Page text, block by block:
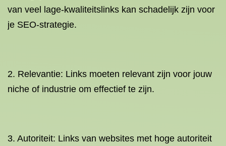
van veel lage-kwaliteitslinks kan schadelijk zijn voor
je SEO-strategie.
2. Relevantie: Links moeten relevant zijn voor jouw
niche of industrie om effectief te zijn.
3. Autoriteit: Links van websites met hoge autoriteit